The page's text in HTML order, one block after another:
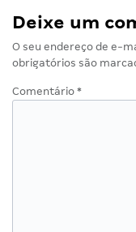
Deixe um
O seu endereço de e-
obrigatórios são
Comentário *